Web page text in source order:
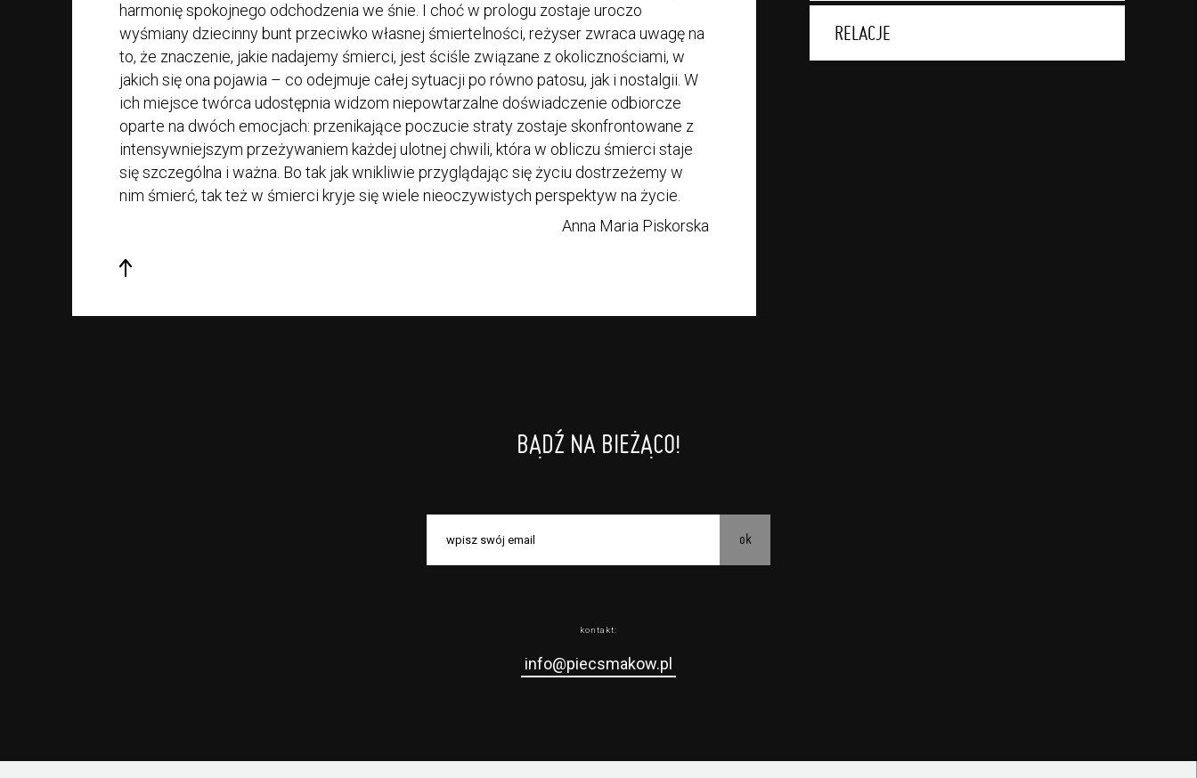
RELACJE
harmonię spokojnego odchodzenia we śnie. I choć w prologu zostaje uroczo
wyśmiany dziecinny bunt przeciwko własnej śmiertelności, reżyser zwraca uwagę na
to, że znaczenie, jakie nadajemy śmierci, jest ściśle związane z okolicznościami, w
jakich się ona pojawia – co odejmuje całej sytuacji po równo patosu, jak i nostalgii. W
ich miejsce twórca udostępnia widzom niepowtarzalne doświadczenie odbiorcze
oparte na dwóch emocjach: przenikające poczucie straty zostaje skonfrontowane z
intensywniejszym przeżywaniem każdej ulotnej chwili, która w obliczu śmierci staje
się szczególna i ważna. Bo tak jak wnikliwie przyglądając się życiu dostrzeżemy w
nim śmierć, tak też w śmierci kryje się wiele nieoczywistych perspektyw na życie.
Anna Maria Piskorska
BĄDŹ NA BIEŻĄCO!
ok
kontakt:
info@piecsmakow.pl